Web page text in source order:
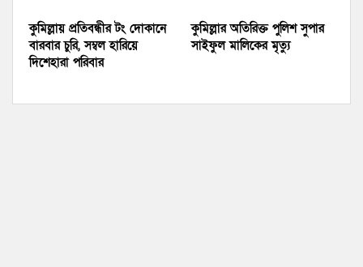
কুমিল্লায় প্রতিবন্ধীর টং দোকানে
বারবার চুরি, সম্বল হারিয়ে
দিশেহারা পরিবার
কুমিল্লার অতিরিক্ত পুলিশ সুপার
সাইফুল মালিকের মৃত্যু